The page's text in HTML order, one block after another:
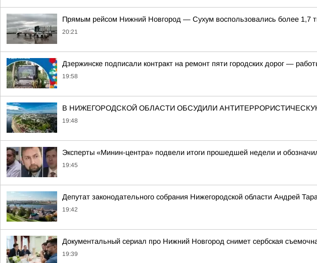
Прямым рейсом Нижний Новгород — Сухум воспользовались более 1,7
20:21
Дзержинске подписали контракт на ремонт пяти городских дорог —
19:58
В НИЖЕГОРОДСКОЙ ОБЛАСТИ ОБСУДИЛИ
19:48
Эксперты «Минин-центра» подвели итоги прошедшей недели и
19:45
Депутат законодательного собрания Нижегородской области Андрей
19:42
Документальный сериал про Нижний Новгород снимет сербская
19:39